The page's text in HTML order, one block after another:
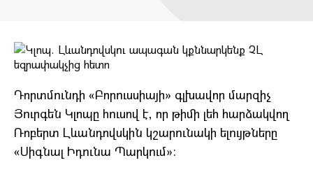
Դորտմունդի «Բորուսսիայի» գլխավոր մարզիչ
Յուրգեն Կլոպը հուսով է, որ թիմի լեհ հարձակվող
Ռոբերտ Լևանդովսկին կշարունակի ելույթները
«Սիգնալ Իդունա Պարկում»: